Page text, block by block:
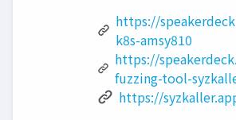
https://
k8s-amsy810
https://
fuzzing-tool-
https://